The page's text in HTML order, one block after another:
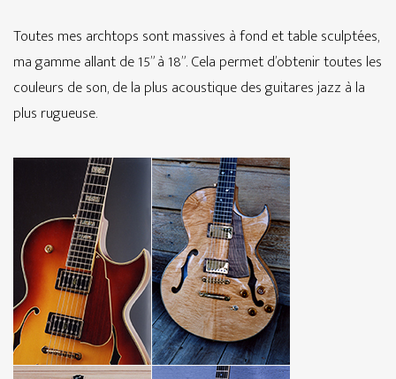
Toutes mes archtops sont massives à fond et table sculptées,
ma gamme allant de 15” à 18”. Cela permet d’obtenir toutes les
couleurs de son, de la plus acoustique des guitares jazz à la
plus rugueuse.